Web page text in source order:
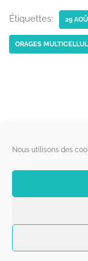
Nous utilisons des
Étiquettes: 29
ORAGES
Liens utiles
Qui sommes-nous
Politique de cookies